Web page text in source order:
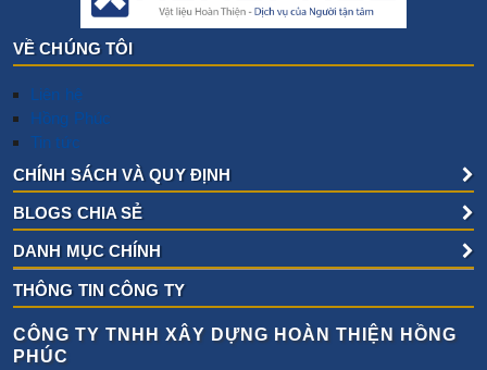
VỀ CHÚNG TÔI
Liên hệ
Hồng Phúc
Tin tức
CHÍNH SÁCH VÀ QUY ĐỊNH
BLOGS CHIA SẺ
DANH MỤC CHÍNH
THÔNG TIN CÔNG TY
CÔNG TY TNHH XÂY DỰNG HOÀN THIỆN HỒNG
PHÚC